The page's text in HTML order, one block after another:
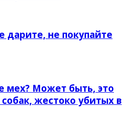
дарите, не покупайте
мех? Может быть, это
жестоко убитых в